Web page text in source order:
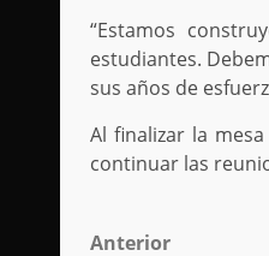
“Estamos
estudiantes.
sus años de
Al finalizar la
continuar las
Anterior